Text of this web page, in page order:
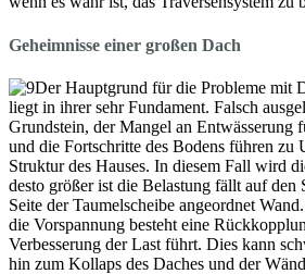
Geheimnisse einer großen Dach
Der Hauptgrund für die Probleme mit
liegt in ihrer sehr Fundament. Falsch
Grundstein, der Mangel an Entwässerung
und die Fortschritte des Bodens führen zu
Struktur des Hauses. In diesem Fall wird
desto größer ist die Belastung fällt auf den
Seite der Taumelscheibe angeordnet Wand.
die Vorspannung besteht eine
Verbesserung der Last führt. Dies kann
hin zum Kollaps des Daches und der